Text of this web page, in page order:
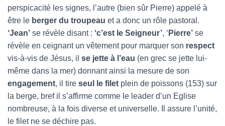
perspicacité les signes, l’autre (bien sûr Pierre) appelé à
être le berger du troupeau et a donc un rôle pastoral.
‘Jean’ se révèle disant : ‘c’est le Seigneur’, ‘ Pierre’ se
révèle en ceignant un vêtement pour marquer son respect
vis-à-vis de Jésus, il se jette à l’eau (en grec se jette lui-
même dans la mer) donnant ainsi la mesure de son
engagement, il tire seul le filet plein de poissons (153) sur
la berge, bref il s’affirme comme le leader d’un Eglise
nombreuse, à la fois diverse et universelle. Il assure l’unité,
le filet ne se déchire pas.